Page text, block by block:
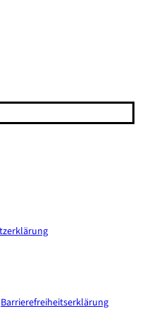
Barrierefreiheitserklärung